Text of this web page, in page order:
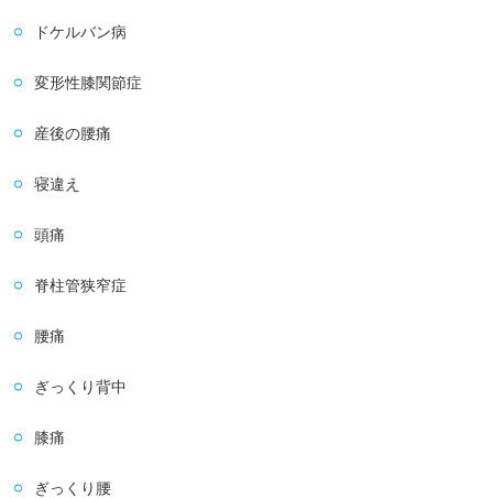
ドケルバン病
変形性膝関節症
産後の腰痛
寝違え
頭痛
脊柱管狭窄症
腰痛
ぎっくり背中
膝痛
ぎっくり腰